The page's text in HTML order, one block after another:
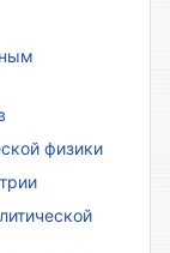
физики